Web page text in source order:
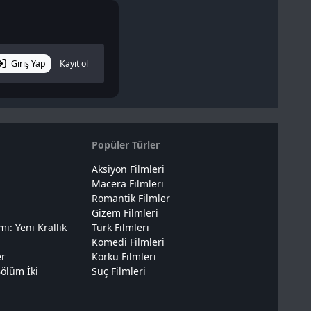
Giriş Yap Kayıt ol
Yeni Krallık
İki
Popüler Türler
Aksiyon Filmleri
Macera Filmleri
Romantik Filmler
Gizem Filmleri
Türk Filmleri
Komedi Filmleri
Korku Filmleri
Suç Filmleri